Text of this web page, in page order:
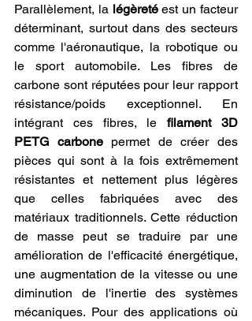
Parallèlement, la légèreté est un facteur
déterminant, surtout dans des secteurs
comme l'aéronautique, la robotique ou
le sport automobile. Les fibres de
carbone sont réputées pour leur rapport
résistance/poids exceptionnel. En
intégrant ces fibres, le filament 3D
PETG carbone permet de créer des
pièces qui sont à la fois extrêmement
résistantes et nettement plus légères
que celles fabriquées avec des
matériaux traditionnels. Cette réduction
de masse peut se traduire par une
amélioration de l'efficacité énergétique,
une augmentation de la vitesse ou une
diminution de l'inertie des systèmes
mécaniques. Pour des applications où